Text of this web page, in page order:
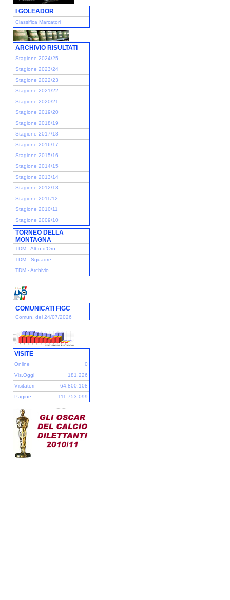
I GOLEADOR
Classifica Marcatori
ARCHIVIO RISULTATI
Stagione 2024/25
Stagione 2023/24
Stagione 2022/23
Stagione 2021/22
Stagione 2020/21
Stagione 2019/20
Stagione 2018/19
Stagione 2017/18
Stagione 2016/17
Stagione 2015/16
Stagione 2014/15
Stagione 2013/14
Stagione 2012/13
Stagione 2011/12
Stagione 2010/11
Stagione 2009/10
TORNEO DELLA
MONTAGNA
TDM - Albo d'Oro
TDM - Squadre
TDM - Archivio
COMUNICATI FIGC
Comun. del 24/07/2026
VISITE
Online
0
Vis.Oggi
181.226
Visitatori
64.800.108
Pagine
111.753.099